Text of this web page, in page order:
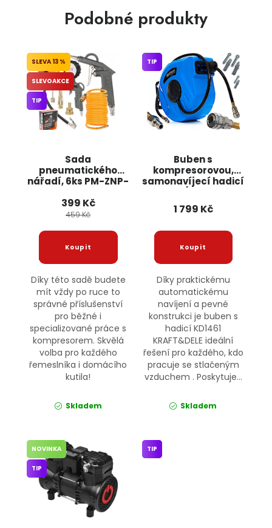
Podobné produkty
Sada
pneumatického
nářadí, 6ks PM-ZNP-
13 %
SLEVOAKCE
TIP
399 Kč
459 Kč
Díky této sadě budete
mít vždy po ruce to
správné příslušenství
pro běžné i
specializované práce s
kompresorem. Skvělá
volba pro každého
řemeslníka i domácího
kutila!
Skladem
Buben s
kompresorovou,
samonavíjecí hadicí
KRAFT&DELE
TIP
1 799 Kč
Díky praktickému
automatickému
navíjení a pevné
konstrukci je buben s
hadicí KD1461
KRAFT&DELE ideální
řešení pro každého, kdo
pracuje se stlačeným
vzduchem . Poskytuje...
Skladem
NOVINKA
TIP
TIP